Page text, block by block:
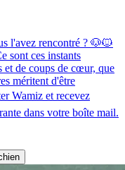
l'avez rencontré ? 🐶🐱
sont ces instants
et de coups de cœur, que
méritent d'être
Wamiz et recevez
dans votre boîte mail.